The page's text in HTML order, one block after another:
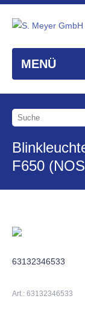
MENÜ
F650
63132346533
Art.: 63132346533